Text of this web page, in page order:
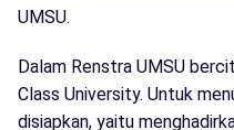
UMSU.
Dalam Renstra UMSU
Class University. Untuk
disiapkan, yaitu